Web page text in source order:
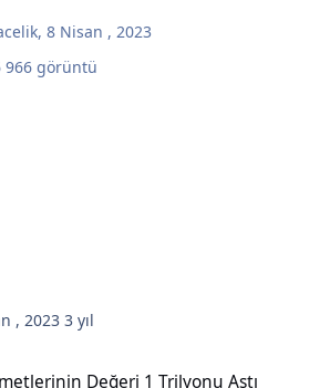
,8 Nisan , 2023
966 görüntü
, 20233 yıl
Değeri 1 Trilyonu Aştı